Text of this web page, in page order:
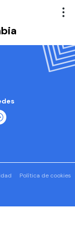
Política de cookies